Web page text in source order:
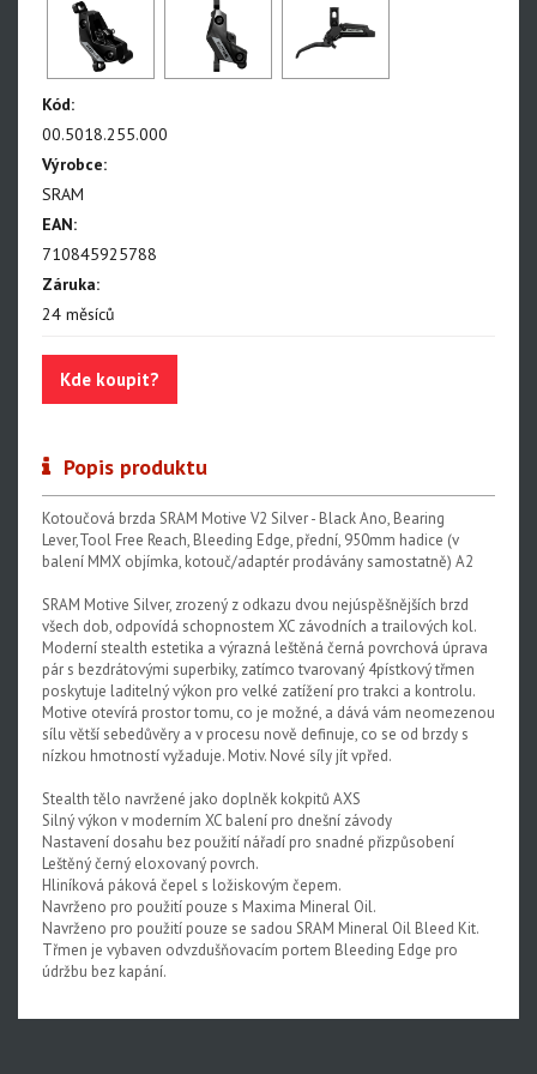
NX Eagle
SX Eagle
GX
GX DH
NX
X5
Hammerhead Karoo
Red XPLR AXS E1
Red AXS E1
Rival AXS E1
Force XPLR AXS E1
Rival XPLR AXS E1
Force eTap AXS Iridescent
Force eTap AXS
Rival eTap AXS
Apex eTap AXS
Red eTap
Red22/Red
Force 1
Force22/Force
Kód:
00.5018.255.000
Výrobce:
SRAM
EAN:
710845925788
Záruka:
24 měsíců
Kde koupit?
Popis produktu
Kotoučová brzda SRAM Motive V2 Silver - Black Ano, Bearing
Lever,Tool Free Reach, Bleeding Edge, přední, 950mm hadice (v
balení MMX objímka, kotouč/adaptér prodávány samostatně) A2
SRAM Motive Silver, zrozený z odkazu dvou nejúspěšnějších brzd
všech dob, odpovídá schopnostem XC závodních a trailových kol.
Moderní stealth estetika a výrazná leštěná černá povrchová úprava
pár s bezdrátovými superbiky, zatímco tvarovaný 4pístkový třmen
poskytuje laditelný výkon pro velké zatížení pro trakci a kontrolu.
Motive otevírá prostor tomu, co je možné, a dává vám neomezenou
sílu větší sebedůvěry a v procesu nově definuje, co se od brzdy s
nízkou hmotností vyžaduje. Motiv. Nové síly jít vpřed.
Stealth tělo navržené jako doplněk kokpitů AXS
Silný výkon v moderním XC balení pro dnešní závody
Nastavení dosahu bez použití nářadí pro snadné přizpůsobení
Leštěný černý eloxovaný povrch.
Hliníková páková čepel s ložiskovým čepem.
Navrženo pro použití pouze s Maxima Mineral Oil.
Navrženo pro použití pouze se sadou SRAM Mineral Oil Bleed Kit.
Třmen je vybaven odvzdušňovacím portem Bleeding Edge pro
údržbu bez kapání.